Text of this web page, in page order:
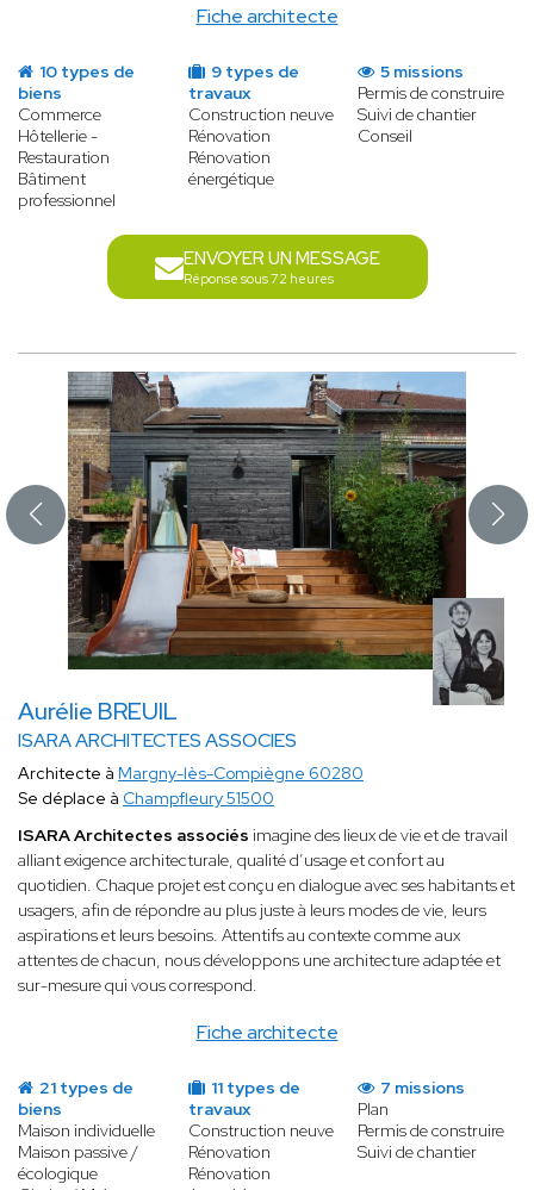
Fiche architecte
10 types de
biens
Commerce
Hôtellerie -
Restauration
Bâtiment
professionnel
9 types de
travaux
Construction neuve
Rénovation
Rénovation
énergétique
5 missions
Permis de construire
Suivi de chantier
Conseil
ENVOYER UN MESSAGE
Réponse sous 72 heures
Aurélie BREUIL
ISARA ARCHITECTES ASSOCIES
Fiche architecte
Architecte à Margny-lès-Compiègne 60280
Se déplace à Champfleury 51500
ISARA Architectes associés imagine des lieux de vie et de travail
alliant exigence architecturale, qualité d’usage et confort au
quotidien. Chaque projet est conçu en dialogue avec ses habitants et
usagers, afin de répondre au plus juste à leurs modes de vie, leurs
aspirations et leurs besoins. Attentifs au contexte comme aux
attentes de chacun, nous développons une architecture adaptée et
sur-mesure qui vous correspond.
21 types de
biens
Maison individuelle
Maison passive /
écologique
11 types de
travaux
Construction neuve
Rénovation
Rénovation
7 missions
Plan
Permis de construire
Suivi de chantier